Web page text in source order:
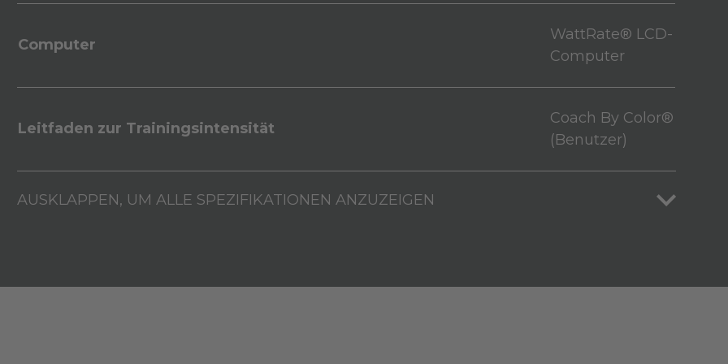
Computer
WattRate® LCD-
Computer
Leitfaden zur Trainingsintensität
Coach By Color®
(Benutzer)
AUSKLAPPEN, UM ALLE SPEZIFIKATIONEN ANZUZEIGEN